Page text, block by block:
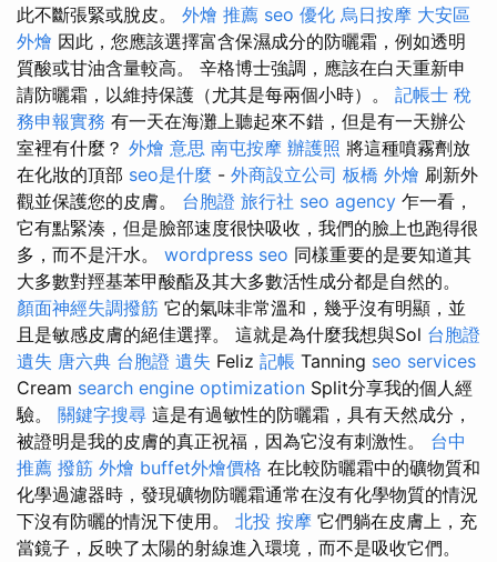
此不斷張緊或脫皮。 外燴 推薦 seo 優化 烏日按摩 大安區
外燴 因此，您應該選擇富含保濕成分的防曬霜，例如透明
質酸或甘油含量較高。 辛格博士強調，應該在白天重新申
請防曬霜，以維持保護（尤其是每兩個小時）。 記帳士 稅
務申報實務 有一天在海灘上聽起來不錯，但是有一天辦公
室裡有什麼？ 外燴 意思 南屯按摩 辦護照 將這種噴霧劑放
在化妝的頂部 seo是什麼 - 外商設立公司 板橋 外燴 刷新外
觀並保護您的皮膚。 台胞證 旅行社 seo agency 乍一看，
它有點緊湊，但是臉部速度很快吸收，我們的臉上也跑得很
多，而不是汗水。 wordpress seo 同樣重要的是要知道其
大多數對羥基苯甲酸酯及其大多數活性成分都是自然的。
顏面神經失調撥筋 它的氣味非常溫和，幾乎沒有明顯，並
且是敏感皮膚的絕佳選擇。 這就是為什麼我想與Sol 台胞證
遺失 唐六典 台胞證 遺失 Feliz 記帳 Tanning seo services
Cream search engine optimization Split分享我的個人經
驗。 關鍵字搜尋 這是有過敏性的防曬霜，具有天然成分，
被證明是我的皮膚的真正祝福，因為它沒有刺激性。 台中
推薦 撥筋 外燴 buffet外燴價格 在比較防曬霜中的礦物質和
化學過濾器時，發現礦物防曬霜通常在沒有化學物質的情況
下沒有防曬的情況下使用。 北投 按摩 它們躺在皮膚上，充
當鏡子，反映了太陽的射線進入環境，而不是吸收它們。